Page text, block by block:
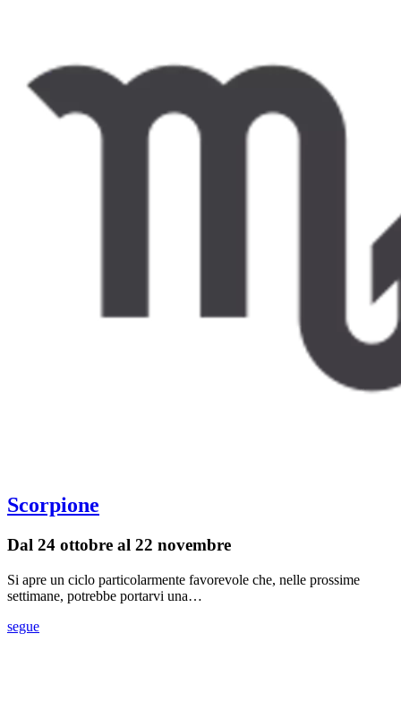
Scorpione
Dal 24 ottobre al 22 novembre
Si apre un ciclo particolarmente favorevole che, nelle prossime
settimane, potrebbe portarvi una…
segue